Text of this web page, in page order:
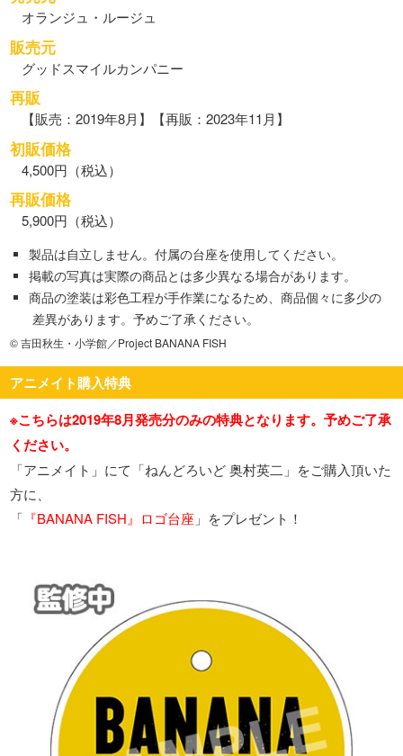
オランジュ・ルージュ
販売元
グッドスマイルカンパニー
再販
【販売：2019年8月】【再販：2023年11月】
初販価格
4,500円（税込）
再販価格
5,900円（税込）
製品は自立しません。付属の台座を使用してください。
掲載の写真は実際の商品とは多少異なる場合があります。
商品の塗装は彩色工程が手作業になるため、商品個々に多少の
差異があります。予めご了承ください。
© 吉田秋生・小学館／Project BANANA FISH
アニメイト購入特典
※こちらは2019年8月発売分のみの特典となります。予めご了承
ください。
「アニメイト」にて「ねんどろいど 奥村英二」をご購入頂いた
方に、
「 『BANANA FISH』ロゴ台座 」をプレゼント！